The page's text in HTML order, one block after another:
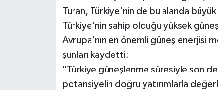
Turan, Türkiye'nin de bu alanda
Türkiye'nin sahip olduğu yüksek
Avrupa'nın en önemli güneş enerjisi
şunları kaydetti:
"Türkiye güneşlenme süresiyle son
potansiyelin doğru yatırımlarla